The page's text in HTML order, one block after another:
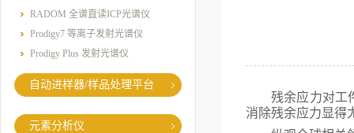
RADOM 全谱直读ICP光谱仪
Prodigy7 等离子发射光谱仪
Prodigy Plus 发射光谱仪
自动进样器/样品处理平台
元素分析仪
残余应力对工
消除残余应力显得